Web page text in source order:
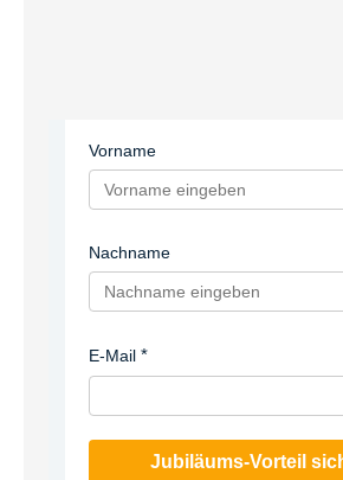
Vorname
Nachname
E-Mail
Jubiläums-Vorteil